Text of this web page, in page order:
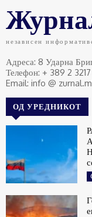
независен
Адреса: 8 Ударна
Телефон: + 389 2 3217
Email: info @
ОД УРЕДНИКОТ